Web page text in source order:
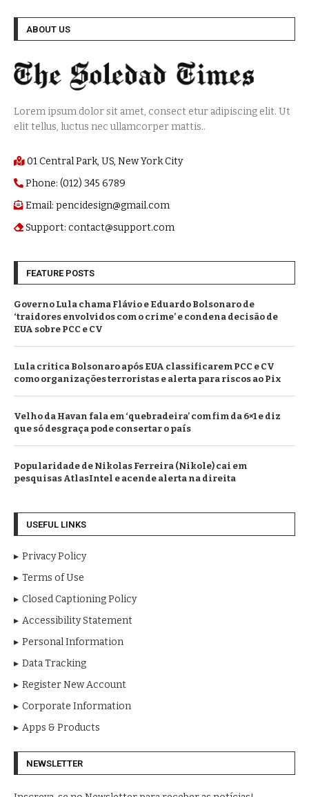
ABOUT US
Lorem ipsum dolor sit amet, consect etur adipiscing elit. Ut
elit tellus, luctus nec ullamcorper mattis..
01 Central Park, US, New York City
Phone: (012) 345 6789
Email: pencidesign@gmail.com
Support: contact@support.com
FEATURE POSTS
Governo Lula chama Flávio e Eduardo Bolsonaro de
‘traidores envolvidos com o crime’ e condena decisão de
EUA sobre PCC e CV
Lula critica Bolsonaro após EUA classificarem PCC e CV
como organizações terroristas e alerta para riscos ao Pix
Velho da Havan fala em ‘quebradeira’ com fim da 6×1 e diz
que só desgraça pode consertar o país
Popularidade de Nikolas Ferreira (Nikole) cai em
pesquisas AtlasIntel e acende alerta na direita
USEFUL LINKS
Privacy Policy
Terms of Use
Closed Captioning Policy
Accessibility Statement
Personal Information
Data Tracking
Register New Account
Corporate Information
Apps & Products
NEWSLETTER